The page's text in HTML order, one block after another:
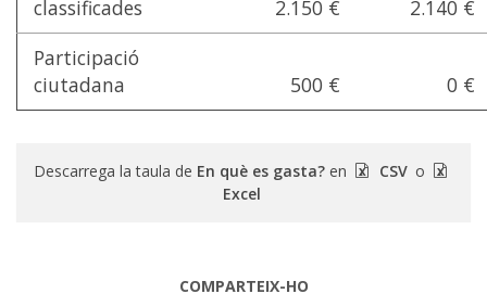
classificades
2.150 €
2.140 €
Participació
ciutadana
500 € 0 €
Descarrega la taula de En què es gasta? en CSV o
Excel
COMPARTEIX-HO